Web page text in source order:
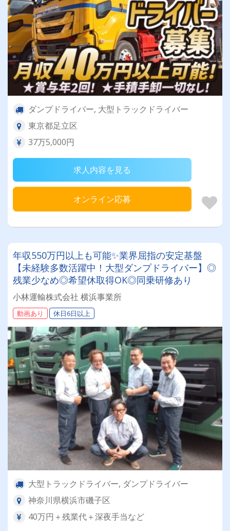
ダンプドライバー, 大型トラックドライバー
東京都足立区
37万5,000円
求人内容を見る
オンライン応募
年収550万円以上も可能✨業界屈指の安定基盤
【未経験多数活躍中！大型ダンプドライバー】◎
残業少なめ◎希望休取得OK◎同乗研修あり
小林運輸株式会社 横浜事業所
動画あり 休日6日以上
大型トラックドライバー, ダンプドライバー
神奈川県横浜市磯子区
40万円＋残業代＋深夜手当など